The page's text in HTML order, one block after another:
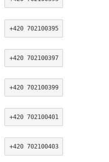
+420 702100395
+420 702100397
+420 702100399
+420 702100401
+420 702100403